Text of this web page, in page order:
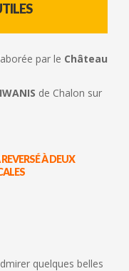
par le Château
de Chalon sur
À DEUX
quelques belles